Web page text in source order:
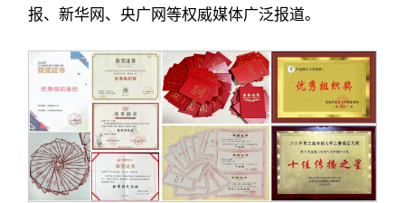
报、新华网、央广网等权威媒体广泛报道。